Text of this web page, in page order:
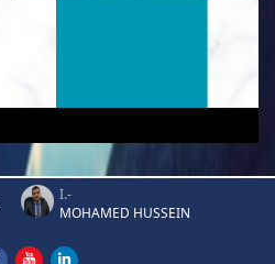
I.-
MOHAMED HUSSEIN